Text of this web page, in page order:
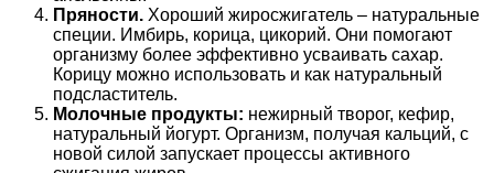
Пряности. Хороший жиросжигатель – натуральные
специи. Имбирь, корица, цикорий. Они помогают
организму более эффективно усваивать сахар.
Корицу можно использовать и как натуральный
подсластитель.
Молочные продукты: нежирный творог, кефир,
натуральный йогурт. Организм, получая кальций, с
новой силой запускает процессы активного